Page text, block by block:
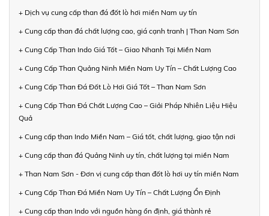
+ Dịch vụ cung cấp than đá đốt lò hơi miền Nam uy tín
+ Cung cấp than đá chất lượng cao, giá cạnh tranh | Than Nam Sơn
+ Cung Cấp Than Indo Giá Tốt – Giao Nhanh Tại Miền Nam
+ Cung Cấp Than Quảng Ninh Miền Nam Uy Tín – Chất Lượng Cao
+ Cung Cấp Than Đá Đốt Lò Hơi Giá Tốt – Than Nam Sơn
+ Cung Cấp Than Đá Chất Lượng Cao – Giải Pháp Nhiên Liệu Hiệu
Quả
+ Cung cấp than Indo Miền Nam – Giá tốt, chất lượng, giao tận nơi
+ Cung cấp than đá Quảng Ninh uy tín, chất lượng tại miền Nam
+ Than Nam Sơn - Đơn vị cung cấp than đốt lò hơi uy tín miền Nam
+ Cung Cấp Than Đá Miền Nam Uy Tín – Chất Lượng Ổn Định
+ Cung cấp than Indo với nguồn hàng ổn định, giá thành rẻ